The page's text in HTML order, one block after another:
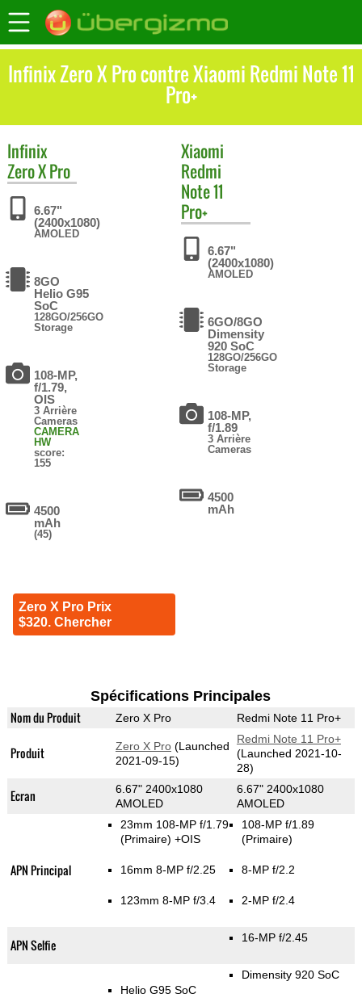
Infinix Zero X Pro contre Xiaomi Redmi Note 11
Pro+
Infinix
Zero X Pro
6.67"
(2400x1080)
AMOLED
8GO
Helio G95
SoC
128GO/256GO
Storage
108-MP,
f/1.79,
OIS
3 Arrière
Cameras
CAMERA
HW
score:
155
4500
mAh
(45)
Zero X Pro Prix
$320. Chercher
Xiaomi
Redmi
Note 11
Pro+
6.67"
(2400x1080)
AMOLED
6GO/8GO
Dimensity
920 SoC
128GO/256GO
Storage
108-MP,
f/1.89
3 Arrière
Cameras
4500
mAh
Spécifications Principales
Nom du Produit Zero X Pro Redmi Note 11 Pro+
Produit Zero X Pro(Launched
2021-09-15)
Redmi Note 11 Pro+
(Launched 2021-10-
28)
Ecran
6.67" 2400x1080
AMOLED
6.67" 2400x1080
AMOLED
APN Principal
23mm 108-MP f/1.79
(Primaire) +OIS
16mm 8-MP f/2.25
123mm 8-MP f/3.4
108-MP f/1.89
(Primaire)
8-MP f/2.2
2-MP f/2.4
APN Selfie 16-MP f/2.45
Helio G95 SoC
Dimensity 920 SoC